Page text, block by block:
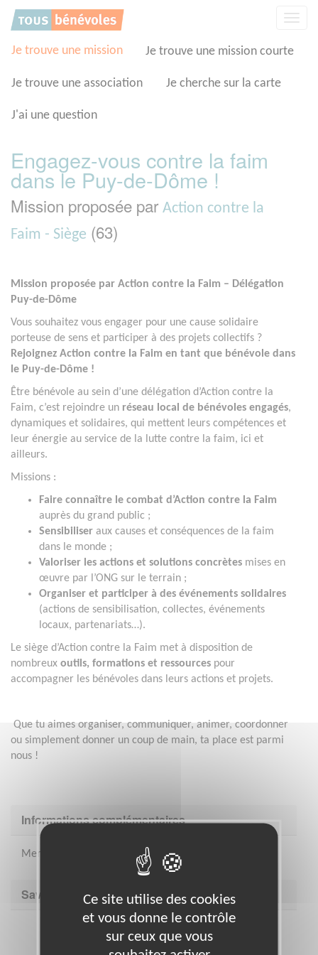
Je trouve une mission Je trouve une mission courte
Je trouve une association Je cherche sur la carte
J'ai une question
Engagez-vous contre la faim
dans le Puy-de-Dôme !
Mission proposée par Action contre la
Faim - Siège (63)
Mission proposée par Action contre la Faim – Délégation
Puy-de-Dôme
Vous souhaitez vous engager pour une cause solidaire
porteuse de sens et participer à des projets collectifs ?
Rejoignez Action contre la Faim en tant que bénévole dans
le Puy-de-Dôme !
Être bénévole au sein d’une délégation d’Action contre la
Faim, c’est rejoindre un réseau local de bénévoles engagés,
dynamiques et solidaires, qui mettent leurs compétences et
leur énergie au service de la lutte contre la faim, ici et
ailleurs.
Missions :
Faire connaître le combat d’Action contre la Faim
auprès du grand public ;
Sensibiliser aux causes et conséquences de la faim
dans le monde ;
Valoriser les actions et solutions concrètes mises en
œuvre par l’ONG sur le terrain ;
Organiser et participer à des événements solidaires
(actions de sensibilisation, collectes, événements
locaux, partenariats…).
Le siège d’Action contre la Faim met à disposition de
nombreux outils, formations et ressources pour
accompagner les bénévoles dans leurs actions et projets.
Que tu aimes organiser, communiquer, animer, coordonner
ou simplement donner un coup de main, ta place est parmi
nous !
Informations complémentaires
Merci de participer !
Savoir être & compétences
Panneau de gestion des cookies
Ce site utilise des cookies
et vous donne le contrôle
sur ceux que vous